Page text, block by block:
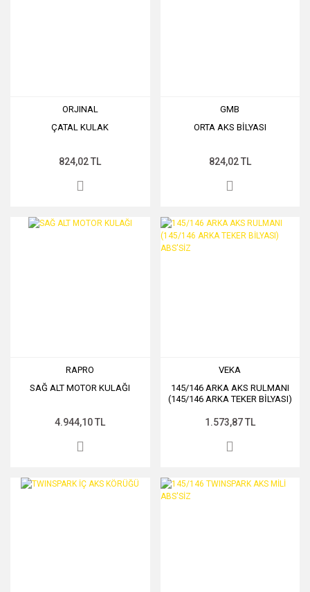
ORJINAL
ÇATAL KULAK
824,02 TL
GMB
ORTA AKS BİLYASI
824,02 TL
RAPRO
SAĞ ALT MOTOR KULAĞI
4.944,10 TL
VEKA
145/146 ARKA AKS RULMANI
(145/146 ARKA TEKER BİLYASI)
1.573,87 TL